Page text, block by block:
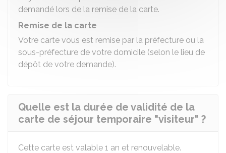
demandé lors de la remise de la carte.
Remise de la carte
Votre carte vous est remise par la préfecture ou la
sous-préfecture de votre domicile (selon le lieu de
dépôt de votre demande).
Quelle est la durée de validité de la
carte de séjour temporaire "visiteur" ?
Cette carte est valable 1 an et renouvelable.